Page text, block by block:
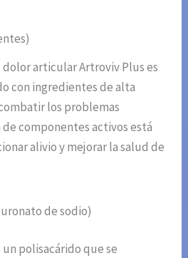
articular Artroviv Plus es
con ingredientes de alta
los problemas
componentes activos está
alivio y mejorar la salud de
de sodio)
polisacárido que se